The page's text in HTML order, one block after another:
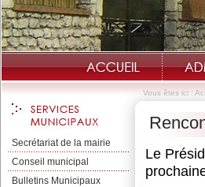
Vous êtes ici :
Secrétariat de la mairie
Conseil municipal
Bulletins Municipaux
Le